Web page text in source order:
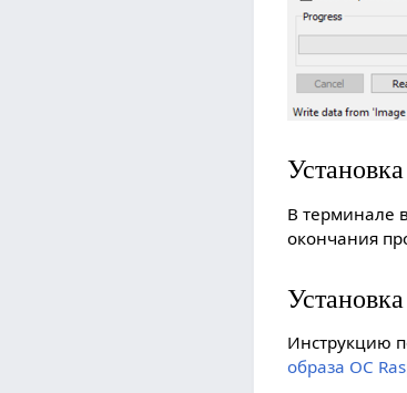
В терминале
окончания
Инструкцию
образа ОС